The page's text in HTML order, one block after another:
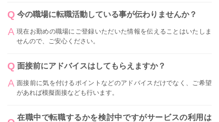
今の職場に転職活動している事が伝わりませんか？
現在お勤めの職場にご登録いただいた情報を伝えることはいたしま
せんので、ご安心ください。
面接前にアドバイスはしてもらえますか？
面接前に気を付けるポイントなどのアドバイスだけでなく、ご希望
があれば模擬面接なども行います。
在職中で転職するかを検討中ですがサービスの利用は